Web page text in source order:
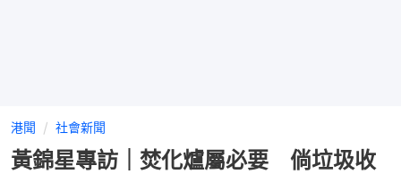
港聞 社會新聞
黃錦星專訪｜焚化爐屬必要 倘垃圾收